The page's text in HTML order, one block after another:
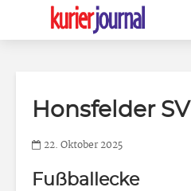
Honsfelder SV
22. Oktober 2025
Fußballecke